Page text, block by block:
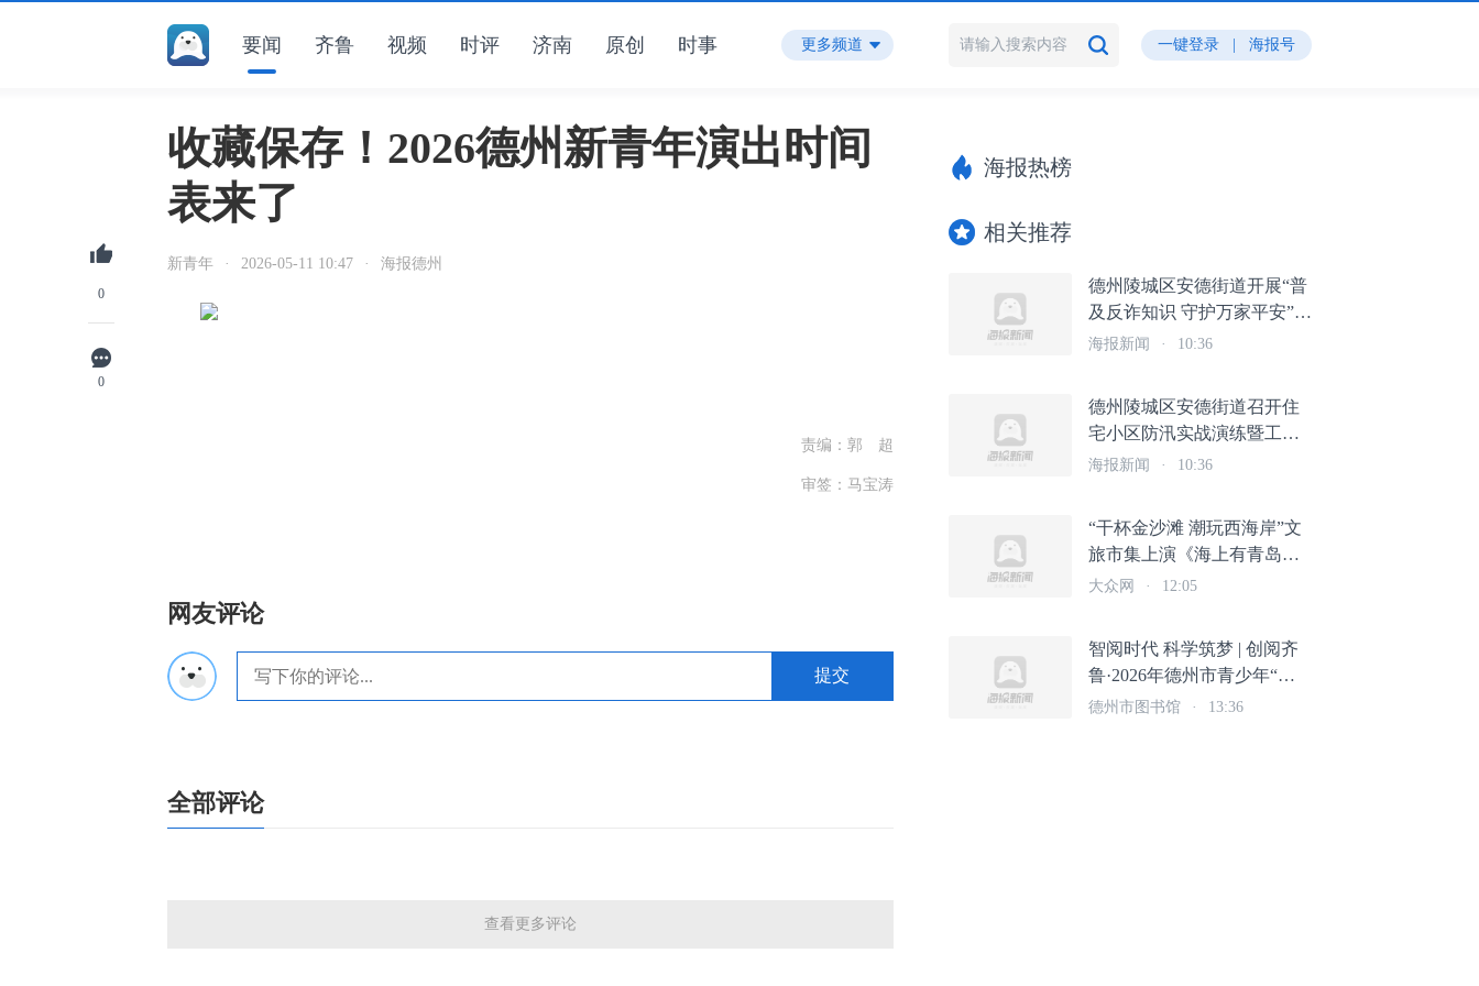
要闻 齐鲁 视频 时评 济南 原创 时事 更多频道 一键登录 海报号
0
0
收藏保存！2026德州新青年演出时间
表来了
新青年 · 2026-05-11 10:47 · 海报德州
责编：郭 超
审签：马宝涛
网友评论
全部评论
查看更多评论
海报热榜
相关推荐
德州陵城区安德街道开展“普
及反诈知识 守护万家平安”反
诈宣传活动
海报新闻 · 10:36
德州陵城区安德街道召开住
宅小区防汛实战演练暨工作
部署会议
海报新闻 · 10:36
“干杯金沙滩 潮玩西海岸”文
旅市集上演《海上有青岛》
限定快闪演出
大众网 · 12:05
智阅时代 科学筑梦 | 创阅齐
鲁·2026年德州市青少年“科
学奇想汇”故事大赛成功举办
德州市图书馆 · 13:36